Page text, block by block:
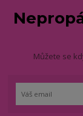
Můžete se